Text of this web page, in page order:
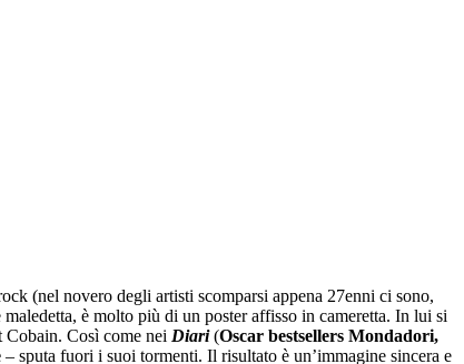
(nel novero degli artisti scomparsi appena 27enni ci sono,
è molto più di un poster affisso in cameretta. In lui si
Così come nei Diari(Oscar bestsellers Mondadori,
– sputa fuori i suoi tormenti. Il risultato è un’immagine sincera e